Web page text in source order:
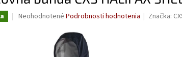
Priemerné
Neohodnotené Podrobnosti hodnotenia Značka: